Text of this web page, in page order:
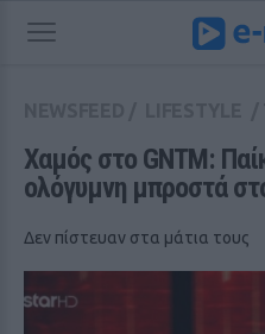
Χαμός στο GNTM:
ολόγυμνη μπροστά
Δεν πίστευαν στα μάτια τους